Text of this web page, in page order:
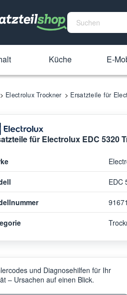
Küche E-
Electrolux Trockner Ersatzteile für
für Electrolux EDC 5320
EDC
und Diagnosehilfen für Ihr
– Ursachen auf einen Blick.